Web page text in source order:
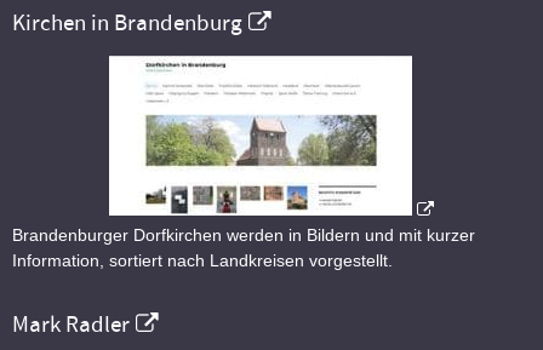
Kirchen in Brandenburg
Brandenburger Dorfkirchen werden in Bildern und mit kurzer
Information, sortiert nach Landkreisen vorgestellt.
Mark Radler